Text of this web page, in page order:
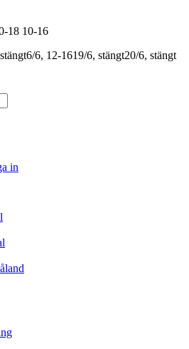
18 10-16
6/6, 12-1619/6, stängt20/6, stängt
in